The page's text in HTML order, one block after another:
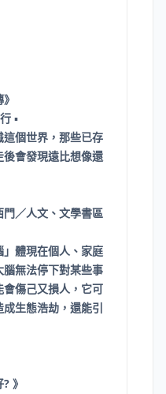
▪
個世界，那些已存
會發現遠比想像還
／人文、文學書區
」體現在個人、家庭
無法停下對某些事
傷己又損人，它可
生態浩劫，還能引
》